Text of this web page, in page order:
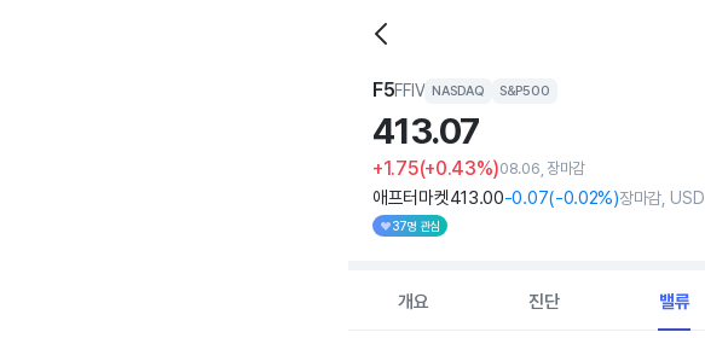
F5FFIV NASDAQ S&P500
413.07
+1.75(+0.43%)08.06, 장마감
애프터마켓413.00-0.07(-0.02%)장마감, USD
37명 관심
개요 진단 밸류